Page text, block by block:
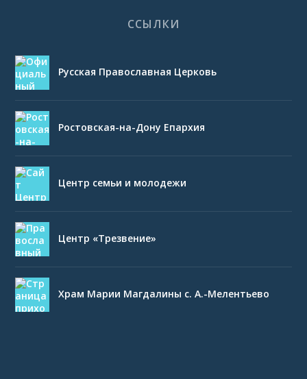
ССЫЛКИ
Русская Православная Церковь
Ростовская-на-Дону Епархия
Центр семьи и молодежи
Центр «Трезвение»
Храм Марии Магдалины с. А.-Мелентьево